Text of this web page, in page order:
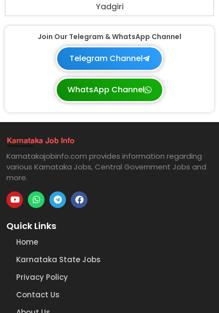
Yadgiri
Join Our Telegram & WhatsApp Channel
Telegram Channel
WhatsApp Channel
Karnatakajobinfo.com provides information regarding
various Karnataka Jobs, Central Government Jobs and
more.
Quick Links
Home
Karnataka State Jobs
Privacy Policy
Contact Us